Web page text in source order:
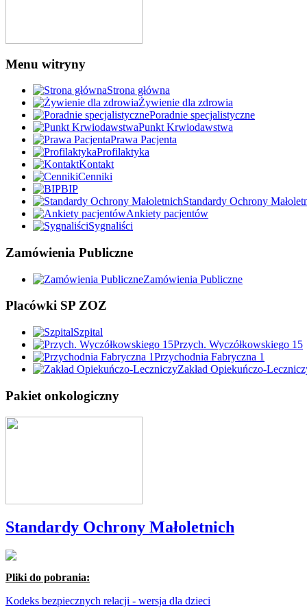
Menu witryny
Strona główna
Żywienie dla zdrowia
Poradnie specjalistyczne
Punkt Krwiodawstwa
Prawa Pacjenta
Profilaktyka
Kontakt
Cenniki
BIP
Standardy Ochrony
Ankiety pacjentów
Sygnaliści
Zamówienia Publiczne
Zamówienia Publiczne
Placówki SP ZOZ
Szpital
Przych. Wyczółkowskiego 15
Przychodnia Fabryczna 1
Zakład Opiekuńczo-
Pakiet onkologiczny
Standardy Ochrony Małoletnich
Pliki do pobrania:
Kodeks bezpiecznych relacji - wersja dla dzieci